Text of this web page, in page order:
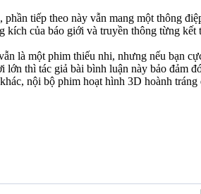
phần tiếp theo này vẫn mang một thông
kích của báo giới và truyền thông từng kết
là một phim thiếu nhi, nhưng nếu bạn
thì tác giả bài bình luận này bảo đảm
nội bộ phim hoạt hình 3D hoành tráng